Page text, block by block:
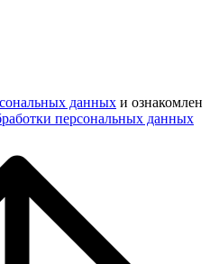
данных и ознакомлен
персональных данных